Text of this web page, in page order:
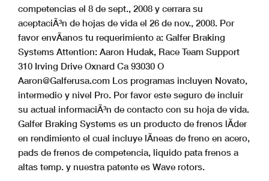
competencias el 8 de sept., 2008 y cerrara su
aceptaciÃ³n de hojas de vida el 26 de nov., 2008. Por
favor envÃ­anos tu requerimiento a: Galfer Braking
Systems Attention: Aaron Hudak, Race Team Support
310 Irving Drive Oxnard Ca 93030 O
Aaron@Galferusa.com Los programas incluyen Novato,
intermedio y nivel Pro. Por favor este seguro de incluir
su actual informaciÃ³n de contacto con su hoja de vida.
Galfer Braking Systems es un producto de frenos lÃ­der
en rendimiento el cual incluye lÃ­neas de freno en acero,
pads de frenos de competencia, liquido pata frenos a
altas temp. y nuestra patente es Wave rotors.